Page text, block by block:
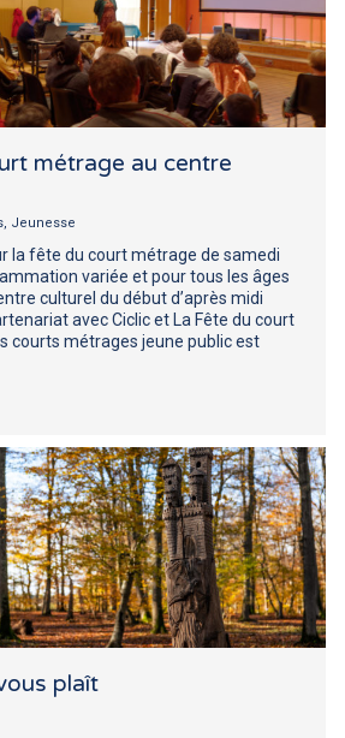
métrage au centre
, Jeunesse
la fête du court métrage de samedi
variée et pour tous les âges
culturel du début d’après midi
avec Ciclic et La Fête du court
courts métrages jeune public est
plaît